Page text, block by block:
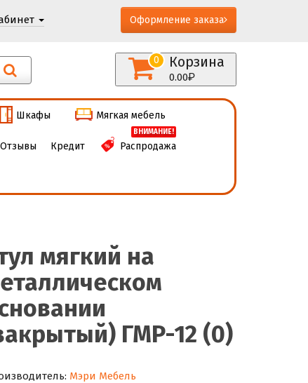
Оформление заказа
Корзина
0
0.00
Шкафы Мягкая мебель
Отзывы Кредит
ВНИМАНИЕ!
Распродажа
мягкий на
ГМР-12 (0)
Мэри Мебель